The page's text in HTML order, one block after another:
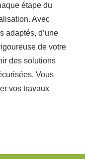
étape du
Avec
adaptés, d’une
de votre
des solutions
Vous
vos travaux